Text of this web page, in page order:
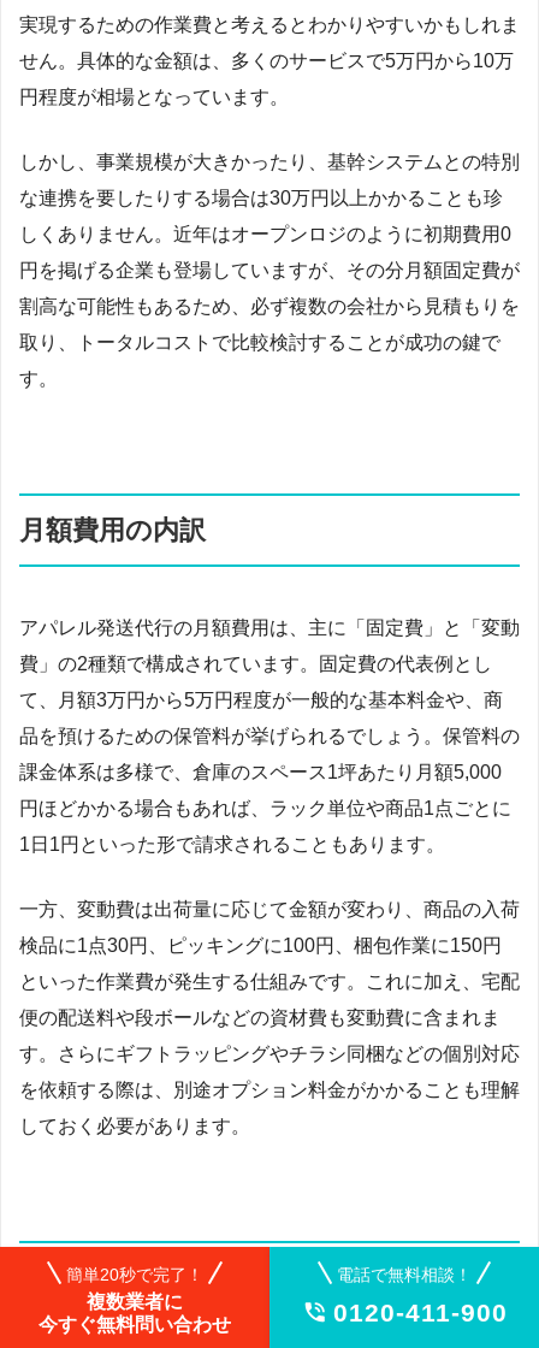
実現するための作業費と考えるとわかりやすいかもしれま
せん。具体的な金額は、多くのサービスで5万円から10万
円程度が相場となっています。
しかし、事業規模が大きかったり、基幹システムとの特別
な連携を要したりする場合は30万円以上かかることも珍
しくありません。近年はオープンロジのように初期費用0
円を掲げる企業も登場していますが、その分月額固定費が
割高な可能性もあるため、必ず複数の会社から見積もりを
取り、トータルコストで比較検討することが成功の鍵で
す。
月額費用の内訳
アパレル発送代行の月額費用は、主に「固定費」と「変動
費」の2種類で構成されています。固定費の代表例とし
て、月額3万円から5万円程度が一般的な基本料金や、商
品を預けるための保管料が挙げられるでしょう。保管料の
課金体系は多様で、倉庫のスペース1坪あたり月額5,000
円ほどかかる場合もあれば、ラック単位や商品1点ごとに
1日1円といった形で請求されることもあります。
一方、変動費は出荷量に応じて金額が変わり、商品の入荷
検品に1点30円、ピッキングに100円、梱包作業に150円
といった作業費が発生する仕組みです。これに加え、宅配
便の配送料や段ボールなどの資材費も変動費に含まれま
す。さらにギフトラッピングやチラシ同梱などの個別対応
を依頼する際は、別途オプション料金がかかることも理解
しておく必要があります。
その他考慮すべきコスト
簡単20秒で完了！
複数業者に
今すぐ無料問い合わせ
電話で無料相談！
 0120-411-900